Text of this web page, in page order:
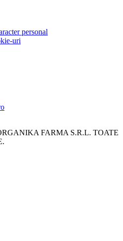
personal
uri
FARMA S.R.L. TOATE